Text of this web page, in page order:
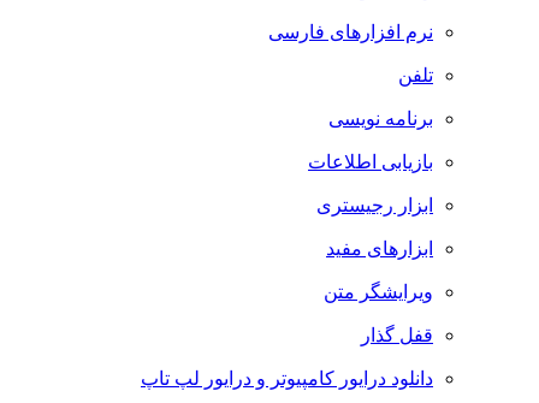
نرم افزارهای فارسی
تلفن
برنامه نویسی
بازیابی اطلاعات
ابزار رجیستری
ابزارهای مفید
ویرایشگر متن
قفل گذار
دانلود درایور کامپیوتر و درایور لپ تاپ